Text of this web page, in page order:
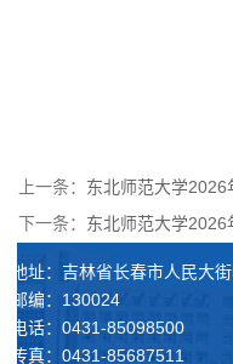
上一条： 东北师范大学2026
下一条： 东北师范大学2026
地址：吉林省长春市人民大
邮编：130024
电话：0431-85098500
传真：0431-85687511